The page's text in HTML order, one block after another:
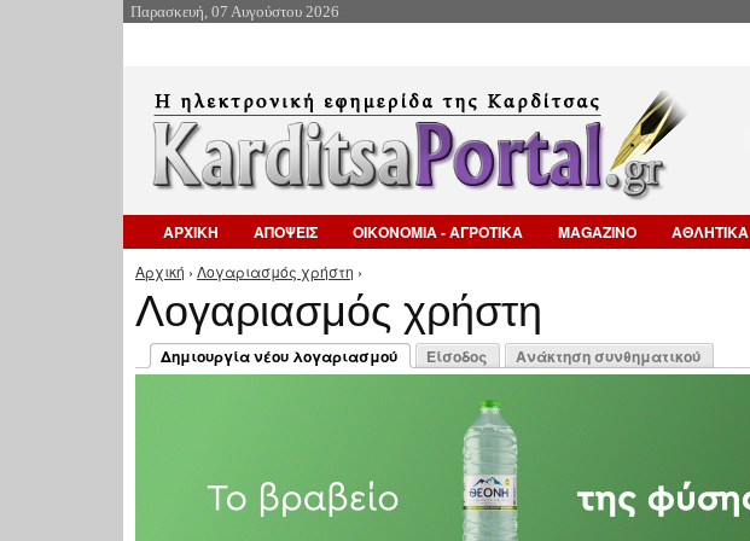
Παρασκευή, 07 Αυγούστου 2026
ΑΡΧΙΚΗ ΑΠΟΨΕΙΣ ΟΙΚΟΝΟΜΙΑ - ΑΓΡΟΤΙΚΑ MAGAZINO ΑΘΛΗΤΙΚΑ
Είστε εδώ
Αρχική › Λογαριασμός χρήστη ›
Λογαριασμός χρήστη
Πρωτεύουσες καρτέλες
Δημιουργία νέου λογαριασμού
(ενεργή καρτέλα)
Είσοδος Ανάκτηση συνθηματικού